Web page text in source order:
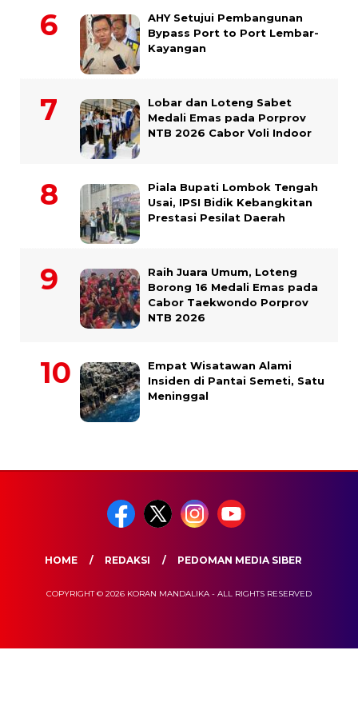
AHY Setujui Pembangunan
Bypass Port to Port Lembar-
Kayangan
Lobar dan Loteng Sabet
Medali Emas pada Porprov
NTB 2026 Cabor Voli Indoor
Piala Bupati Lombok Tengah
Usai, IPSI Bidik Kebangkitan
Prestasi Pesilat Daerah
Raih Juara Umum, Loteng
Borong 16 Medali Emas pada
Cabor Taekwondo Porprov
NTB 2026
Empat Wisatawan Alami
Insiden di Pantai Semeti, Satu
Meninggal
HOME REDAKSI PEDOMAN MEDIA SIBER
COPYRIGHT © 2026 KORAN MANDALIKA - ALL RIGHTS RESERVED